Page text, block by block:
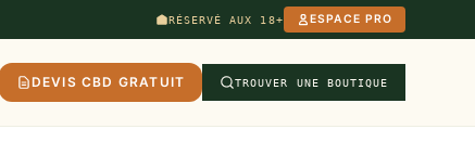
RÉSERVÉ AUX 18+ ESPACE PRO
DEVIS CBD GRATUIT TROUVER UNE BOUTIQUE